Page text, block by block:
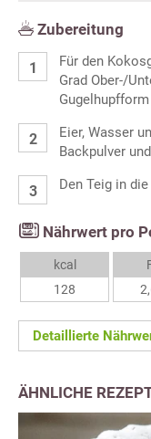
Zubereitung
Für den
Grad Ober-/
Eier, Wasser
Backpulver
Den Teig in
Nährwert pro
kcal
128
Detaillierte
ÄHNLICHE